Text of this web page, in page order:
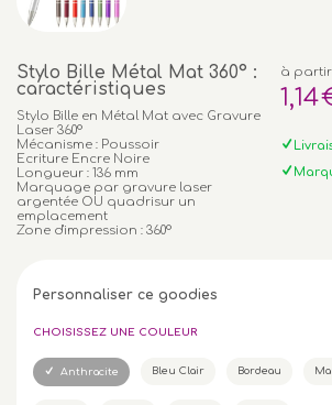
Stylo Bille Métal Mat 360° :
caractéristiques
Stylo Bille en Métal Mat avec Gravure
Laser 360°
Mécanisme : Poussoir
Ecriture Encre Noire
Longueur : 136 mm
Marquage par gravure laser
argentée OU quadrisur un
emplacement
Zone d'impression : 360°
à
1,14
Personnaliser ce goodies
CHOISISSEZ UNE COULEUR
Anthracite Bleu Clair Bordeau